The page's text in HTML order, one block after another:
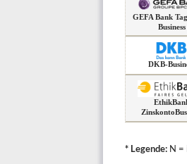
GEFA Bank
Business
DKB-
* Legende: N =